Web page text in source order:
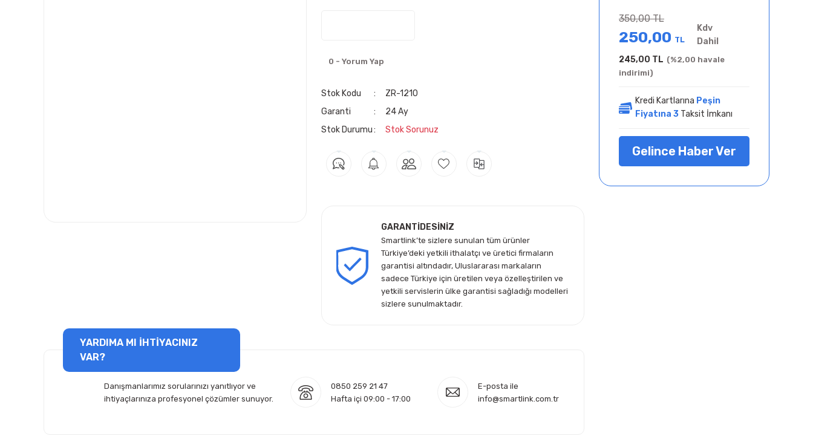
0 - Yorum Yap
Stok Kodu
ZR-1210
Garanti
24 Ay
Stok Durumu
Stok Sorunuz
GARANTİDESİNİZ
Smartlink’te sizlere sunulan tüm ürünler
Türkiye’deki yetkili ithalatçı ve üretici firmaların
garantisi altındadır, Uluslararası markaların
sadece Türkiye için üretilen veya özelleştirilen ve
yetkili servislerin ülke garantisi sağladığı modelleri
sizlere sunulmaktadır.
YARDIMA MI İHTİYACINIZ
VAR?
Danışmanlarımız sorularınızı yanıtlıyor ve
ihtiyaçlarınıza profesyonel çözümler sunuyor.
0850 259 21 47
Hafta içi 09:00 - 17:00
E-posta ile
info@smartlink.com.tr
350,00 TL
250,00 TL
Kdv
Dahil
245,00 TL (%2,00 havale
indirimi)
Kredi Kartlarına Peşin
Fiyatına 3 Taksit İmkanı
Gelince Haber Ver